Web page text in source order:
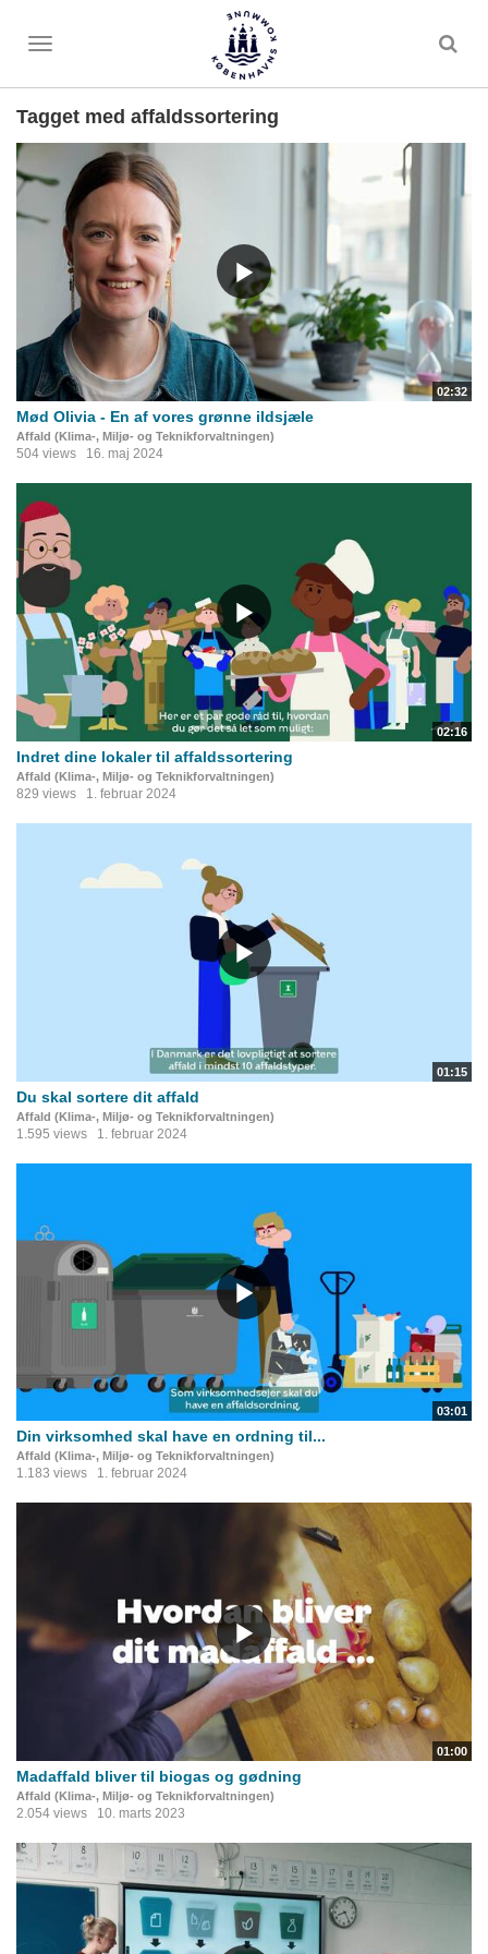
Toggle
Tagget med affaldssortering
02:32
Mød Olivia - En af vores grønne ildsjæle
Affald (Klima-, Miljø- og Teknikforvaltningen)
504 views 16. maj 2024
02:16
Indret dine lokaler til affaldssortering
Affald (Klima-, Miljø- og Teknikforvaltningen)
829 views 1. februar 2024
01:15
Du skal sortere dit affald
Affald (Klima-, Miljø- og Teknikforvaltningen)
1.595 views 1. februar 2024
03:01
Din virksomhed skal have en ordning til...
Affald (Klima-, Miljø- og Teknikforvaltningen)
1.183 views 1. februar 2024
01:00
Madaffald bliver til biogas og gødning
Affald (Klima-, Miljø- og Teknikforvaltningen)
2.054 views 10. marts 2023